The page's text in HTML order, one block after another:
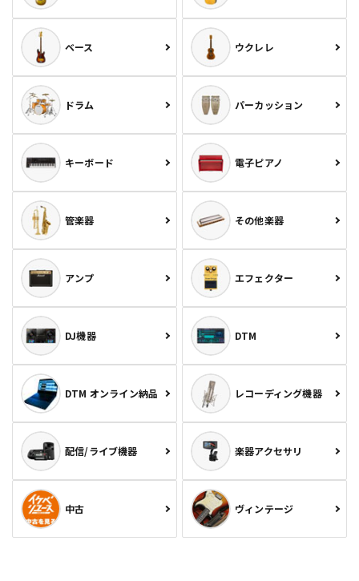
ベース ウクレレ
ドラム パーカッション
キーボード 電子ピアノ
管楽器 その他楽器
アンプ エフェクター
DJ機器 DTM
DTM オンライン納品 レコーディング機器
配信/ライブ機器 楽器アクセサリ
中古 ヴィンテージ